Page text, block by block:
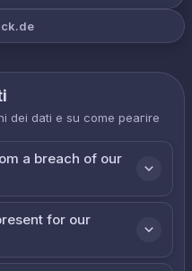
dei dati e su come реагire
a breach of our
for our